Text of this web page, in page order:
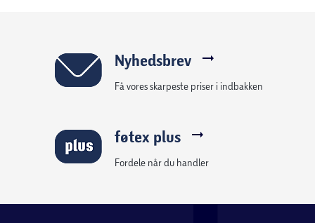
Nyhedsbrev
Få vores skarpeste priser i indbakken
føtex plus
Fordele når du handler